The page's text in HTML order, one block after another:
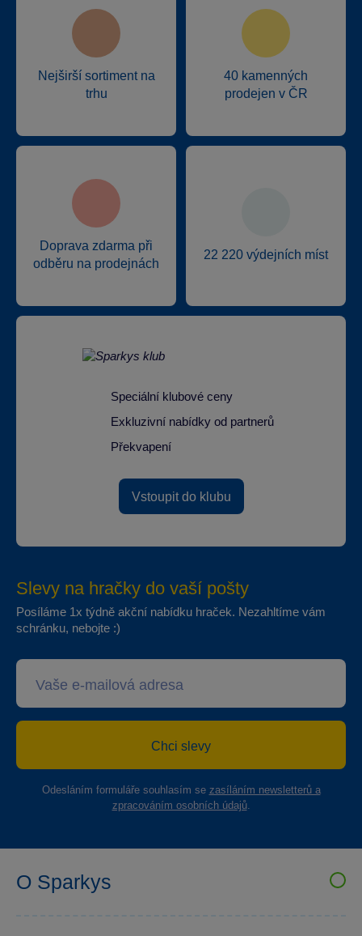
Nejširší sortiment na
trhu
40 kamenných
prodejen v ČR
Doprava zdarma při
odběru na prodejnách
22 220 výdejních míst
Speciální klubové ceny
Exkluzivní nabídky od partnerů
Překvapení
Vstoupit do klubu
Slevy na hračky do vaší pošty
Posíláme 1x týdně akční nabídku hraček. Nezahltíme vám
schránku, nebojte :)
Chci slevy
Odesláním formuláře souhlasím se zasíláním newsletterů a
zpracováním osobních údajů.
O Sparkys